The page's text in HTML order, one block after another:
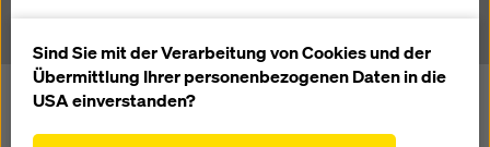
Tunnelbaubei laufendem Bahn- und Straßenverkehr
die Funktionalität unserer Website ständig zu
verbessern (Funktionale und Statistik Cookies),
Sind Sie mit der Verarbeitung von Cookies und der
Übermittlung Ihrer personenbezogenen Daten in die
USA einverstanden?